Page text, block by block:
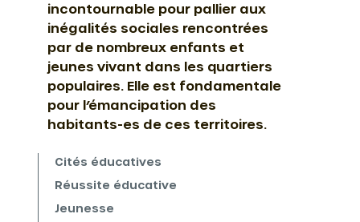
incontournable pour pallier aux
inégalités sociales rencontrées
par de nombreux enfants et
jeunes vivant dans les quartiers
populaires. Elle est fondamentale
pour l’émancipation des
habitants-es de ces territoires.
Cités éducatives
Réussite éducative
Jeunesse